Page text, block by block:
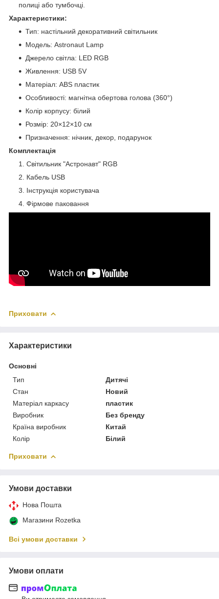
полиці або тумбочці.
Характеристики:
Тип: настільний декоративний світильник
Модель: Astronaut Lamp
Джерело світла: LED RGB
Живлення: USB 5V
Матеріал: ABS пластик
Особливості: магнітна обертова голова (360°)
Колір корпусу: білий
Розмір: 20×12×10 см
Призначення: нічник, декор, подарунок
Комплектація
Світильник "Астронавт" RGB
Кабель USB
Інструкція користувача
Фірмове паковання
Приховати
Характеристики
Основні
Тип
Дитячі
Стан
Новий
Матеріал каркасу
пластик
Виробник
Без бренду
Країна виробник
Китай
Колір
Білий
Приховати
Умови доставки
Нова Пошта
Магазини Rozetka
Всі умови доставки
Умови оплати